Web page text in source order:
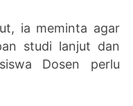
ia meminta agar
studi lanjut dan
Dosen perlu